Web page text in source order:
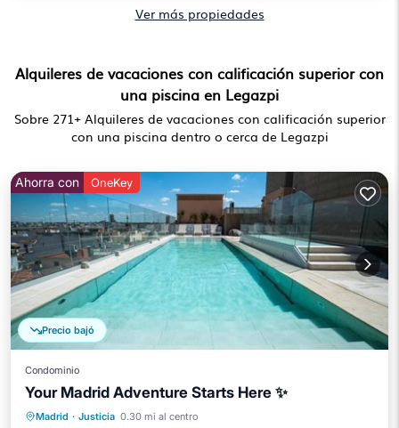
Ver más propiedades
Alquileres de vacaciones con calificación superior con
una piscina en Legazpi
Sobre 271+ Alquileres de vacaciones con calificación superior
con una piscina dentro o cerca de Legazpi
Precio bajó
Ahorra con OneKey
Condominio
Your Madrid Adventure Starts Here ✨
Madrid · Justicia 0.30 mi al centro
Desayuno Aparcamiento